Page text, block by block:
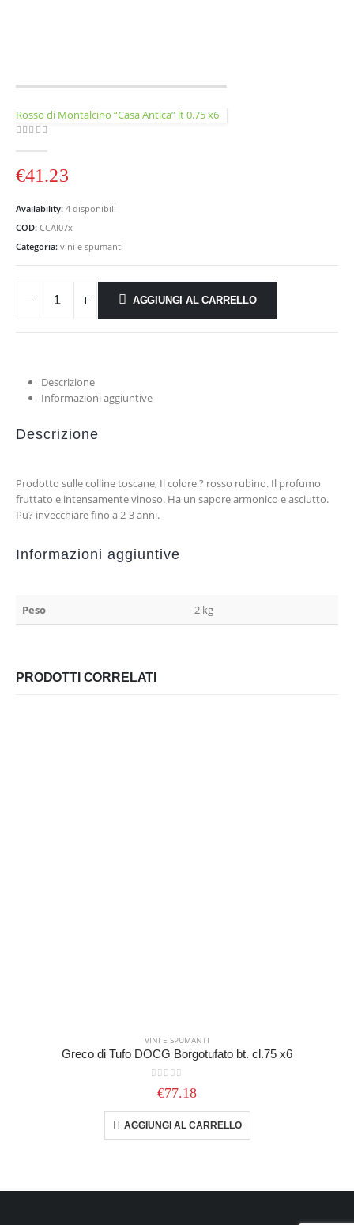
Rosso di Montalcino “Casa Antica” lt 0.75 x6
€41.23
Availability: 4 disponibili
COD: CCAl07x
Categoria: vini e spumanti
AGGIUNGI AL CARRELLO
Descrizione
Informazioni aggiuntive
Descrizione
Prodotto sulle colline toscane, Il colore ? rosso rubino. Il profumo
fruttato e intensamente vinoso. Ha un sapore armonico e asciutto.
Pu? invecchiare fino a 2-3 anni.
Informazioni aggiuntive
Peso 2 kg
PRODOTTI CORRELATI
VINI E SPUMANTI
Greco di Tufo DOCG Borgotufato bt. cl.75 x6
€77.18
AGGIUNGI AL CARRELLO